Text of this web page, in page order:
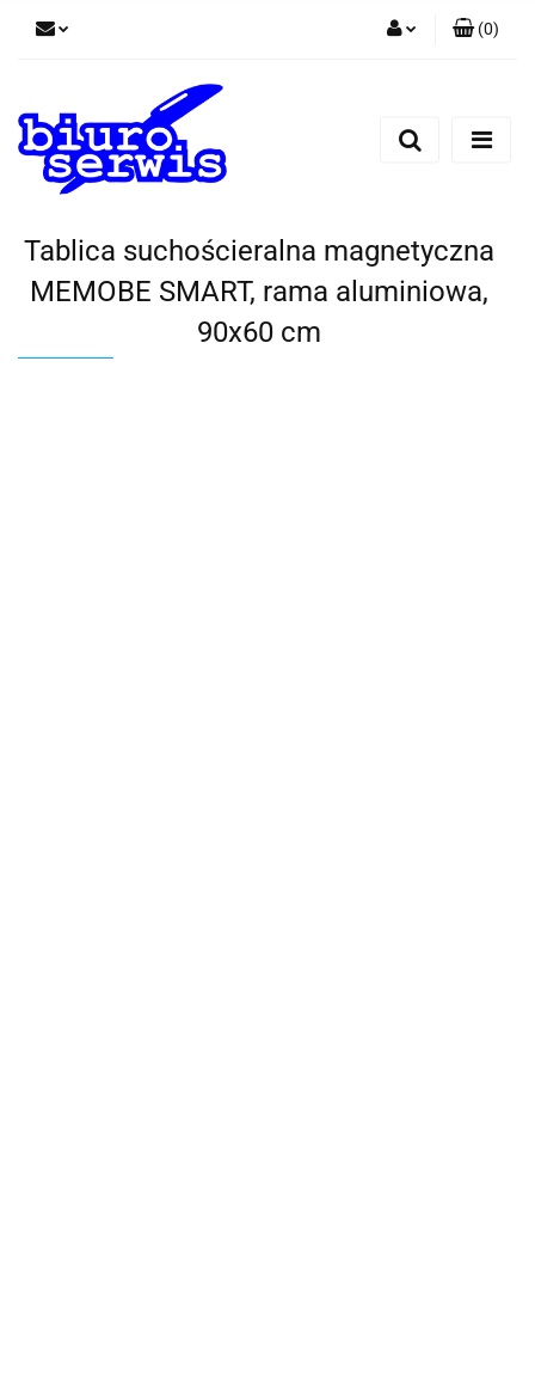
Zarejestruj się
(0)
Tablica suchościeralna magnetyczna
MEMOBE SMART, rama aluminiowa,
90x60 cm